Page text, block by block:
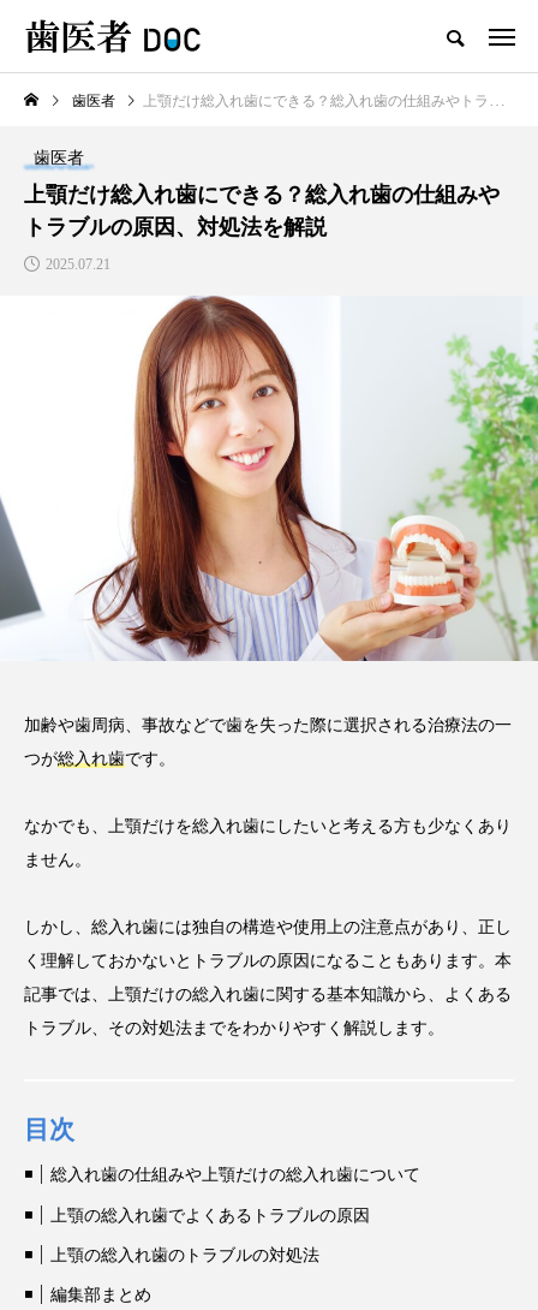
TOP
新着記事
歯医者
セラミックの歯の磨き方は普
通の歯と同じで大丈夫？正し
い磨き方や注意点、長持ちさ
せるポイントを解説
2025.12.21
注目のトピック
コラム セラミック
歯医者 上顎だけ総入れ歯にできる？総入れ歯の仕組みやトラブルの原因、対処法を解説
歯医者
上顎だけ総入れ歯にできる？総入れ歯の仕組みや
トラブルの原因、対処法を解説
2025.07.21
加齢や歯周病、事故などで歯を失った際に選択される治療法の一
つが総入れ歯です。
なかでも、上顎だけを総入れ歯にしたいと考える方も少なくあり
ません。
しかし、総入れ歯には独自の構造や使用上の注意点があり、正し
く理解しておかないとトラブルの原因になることもあります。本
記事では、上顎だけの総入れ歯に関する基本知識から、よくある
トラブル、その対処法までをわかりやすく解説します。
目次
総入れ歯の仕組みや上顎だけの総入れ歯について
上顎の総入れ歯でよくあるトラブルの原因
上顎の総入れ歯のトラブルの対処法
編集部まとめ